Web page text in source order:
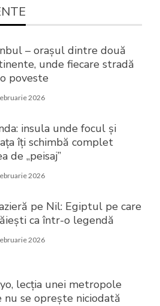
– orașul dintre două
unde fiecare stradă
poveste
2026
insula unde focul și
îți schimbă complet
de „peisaj”
2026
pe Nil: Egiptul pe care
ca într-o legendă
2026
lecția unei metropole
nu se oprește niciodată